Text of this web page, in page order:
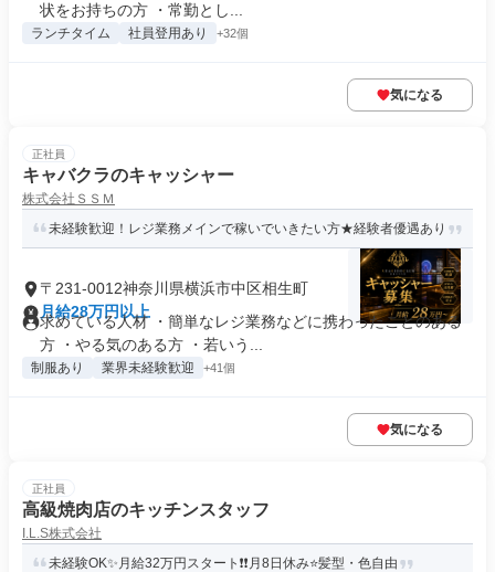
状をお持ちの方 ・常勤とし...
ランチタイム 社員登用あり +32個
気になる
正社員
キャバクラのキャッシャー
株式会社ＳＳＭ
未経験歓迎！レジ業務メインで稼いでいきたい方★経験者優遇あり
〒231-0012神奈川県横浜市中区相生町
月給28万円以上
求めている人材 ・簡単なレジ業務などに携わったことのある
方 ・やる気のある方 ・若いう...
制服あり 業界未経験歓迎 +41個
気になる
正社員
高級焼肉店のキッチンスタッフ
I.L.S株式会社
未経験OK✨月給32万円スタート❗❗月8日休み⭐髪型・色自由